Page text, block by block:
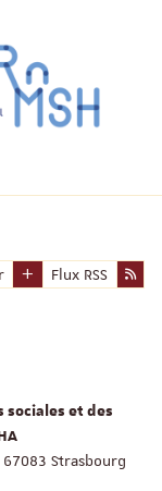
Flux RSS
et des
Strasbourg